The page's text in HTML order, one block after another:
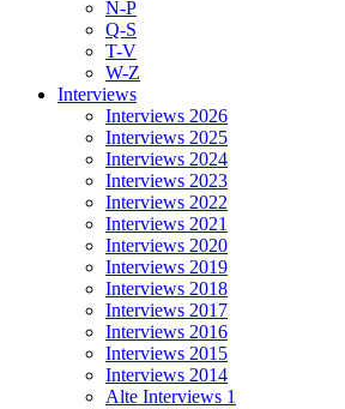
N-P
Q-S
T-V
W-Z
Interviews
Interviews 2026
Interviews 2025
Interviews 2024
Interviews 2023
Interviews 2022
Interviews 2021
Interviews 2020
Interviews 2019
Interviews 2018
Interviews 2017
Interviews 2016
Interviews 2015
Interviews 2014
Alte Interviews 1